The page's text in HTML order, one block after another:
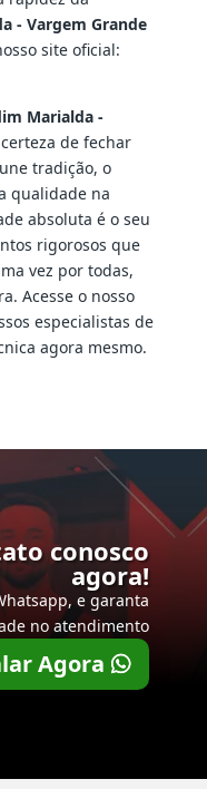
- Vargem Grande
site oficial:
Marialda -
de fechar
tradição, o
qualidade na
absoluta é o seu
rigorosos que
vez por todas,
Acesse o nosso
especialistas de
agora mesmo.
conosco
agora!
e garanta
no atendimento
Agora